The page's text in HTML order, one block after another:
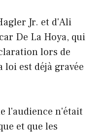
Jr. et d'Ali
De La Hoya, qui
lors de
loi est déjà gravée
l'audience n'était
et que les